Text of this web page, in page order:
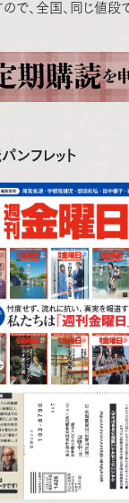
ので、全国、同じ値段
ンフレット